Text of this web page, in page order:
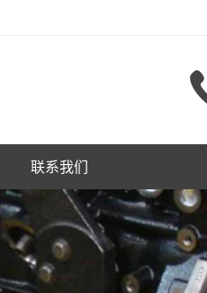
联系我们